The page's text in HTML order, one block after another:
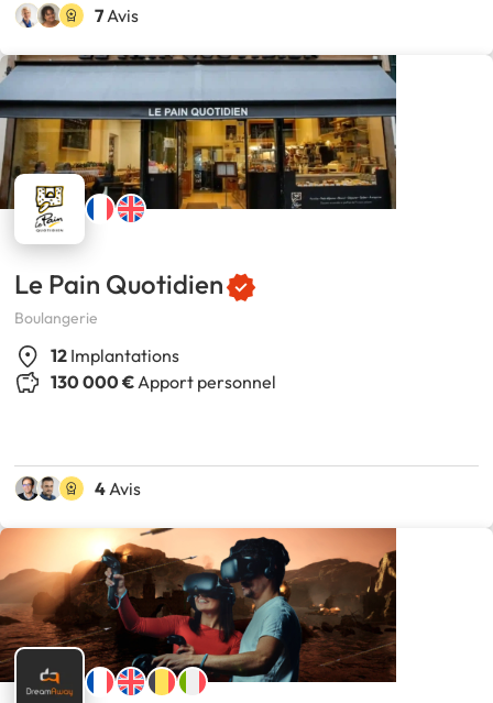
7 Avis
Le Pain Quotidien
Boulangerie
12 Implantations
130 000 €Apport personnel
4 Avis